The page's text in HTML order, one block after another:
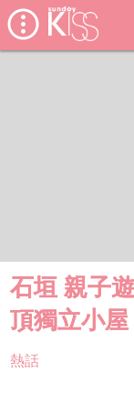
石垣 親子
頂獨立小屋
熱話